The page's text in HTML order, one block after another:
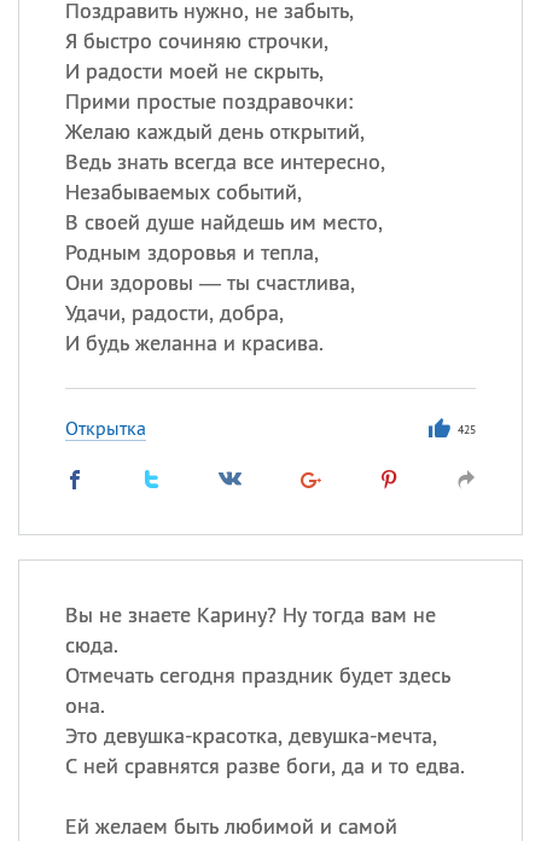
Поздравить нужно, не забыть,
Я быстро сочиняю строчки,
И радости моей не скрыть,
Прими простые поздравочки:
Желаю каждый день открытий,
Ведь знать всегда все интересно,
Незабываемых событий,
В своей душе найдешь им место,
Родным здоровья и тепла,
Они здоровы — ты счастлива,
Удачи, радости, добра,
И будь желанна и красива.
Открытка 425
Вы не знаете Карину? Ну тогда вам не
сюда.
Отмечать сегодня праздник будет здесь
она.
Это девушка-красотка, девушка-мечта,
С ней сравнятся разве боги, да и то едва.
Ей желаем быть любимой и самой
ИМЕНА
Сегодня празднуют именины
Александр
Анна
Посмотреть значение
происхождение